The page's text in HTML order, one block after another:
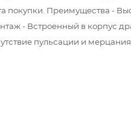
покупки. Преимущества -
- Встроенный в корпус
пульсации и